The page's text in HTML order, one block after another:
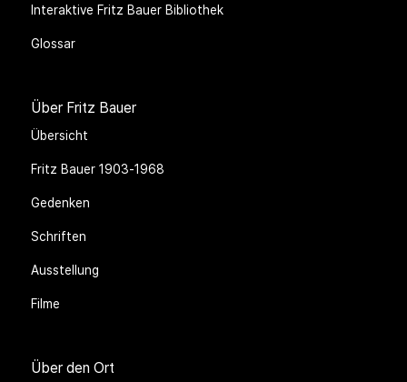
Interaktive Fritz Bauer Bibliothek
Glossar
Über Fritz Bauer
Übersicht
Fritz Bauer 1903-1968
Gedenken
Schriften
Ausstellung
Filme
Über den Ort